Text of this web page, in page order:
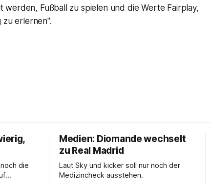
Fußball zu spielen und die Werte Fairplay,
zu erlernen".
die
Medien: Diomande wechselt
zu Real Madrid
Laut Sky und kicker soll nur noch der
Medizincheck ausstehen.